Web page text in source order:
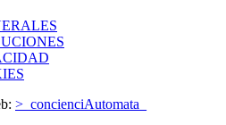
>_concienciAutomata_